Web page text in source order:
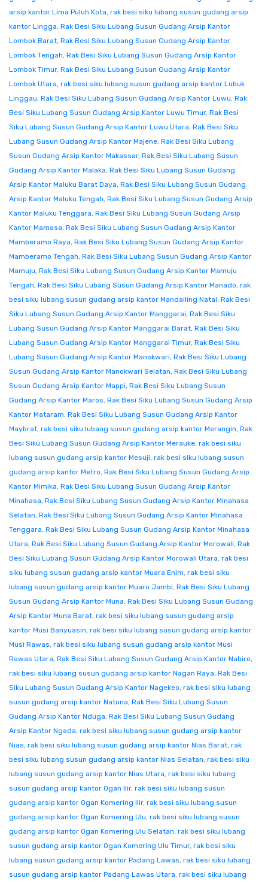
arsip kantor Lima Puluh Kota, rak besi siku lubang susun gudang arsip
kantor Lingga, Rak Besi Siku Lubang Susun Gudang Arsip Kantor
Lombok Barat, Rak Besi Siku Lubang Susun Gudang Arsip Kantor
Lombok Tengah, Rak Besi Siku Lubang Susun Gudang Arsip Kantor
Lombok Timur, Rak Besi Siku Lubang Susun Gudang Arsip Kantor
Lombok Utara, rak besi siku lubang susun gudang arsip kantor Lubuk
Linggau, Rak Besi Siku Lubang Susun Gudang Arsip Kantor Luwu, Rak
Besi Siku Lubang Susun Gudang Arsip Kantor Luwu Timur, Rak Besi
Siku Lubang Susun Gudang Arsip Kantor Luwu Utara, Rak Besi Siku
Lubang Susun Gudang Arsip Kantor Majene, Rak Besi Siku Lubang
Susun Gudang Arsip Kantor Makassar, Rak Besi Siku Lubang Susun
Gudang Arsip Kantor Malaka, Rak Besi Siku Lubang Susun Gudang
Arsip Kantor Maluku Barat Daya, Rak Besi Siku Lubang Susun Gudang
Arsip Kantor Maluku Tengah, Rak Besi Siku Lubang Susun Gudang Arsip
Kantor Maluku Tenggara, Rak Besi Siku Lubang Susun Gudang Arsip
Kantor Mamasa, Rak Besi Siku Lubang Susun Gudang Arsip Kantor
Mamberamo Raya, Rak Besi Siku Lubang Susun Gudang Arsip Kantor
Mamberamo Tengah, Rak Besi Siku Lubang Susun Gudang Arsip Kantor
Mamuju, Rak Besi Siku Lubang Susun Gudang Arsip Kantor Mamuju
Tengah, Rak Besi Siku Lubang Susun Gudang Arsip Kantor Manado, rak
besi siku lubang susun gudang arsip kantor Mandailing Natal, Rak Besi
Siku Lubang Susun Gudang Arsip Kantor Manggarai, Rak Besi Siku
Lubang Susun Gudang Arsip Kantor Manggarai Barat, Rak Besi Siku
Lubang Susun Gudang Arsip Kantor Manggarai Timur, Rak Besi Siku
Lubang Susun Gudang Arsip Kantor Manokwari, Rak Besi Siku Lubang
Susun Gudang Arsip Kantor Manokwari Selatan, Rak Besi Siku Lubang
Susun Gudang Arsip Kantor Mappi, Rak Besi Siku Lubang Susun
Gudang Arsip Kantor Maros, Rak Besi Siku Lubang Susun Gudang Arsip
Kantor Mataram, Rak Besi Siku Lubang Susun Gudang Arsip Kantor
Maybrat, rak besi siku lubang susun gudang arsip kantor Merangin, Rak
Besi Siku Lubang Susun Gudang Arsip Kantor Merauke, rak besi siku
lubang susun gudang arsip kantor Mesuji, rak besi siku lubang susun
gudang arsip kantor Metro, Rak Besi Siku Lubang Susun Gudang Arsip
Kantor Mimika, Rak Besi Siku Lubang Susun Gudang Arsip Kantor
Minahasa, Rak Besi Siku Lubang Susun Gudang Arsip Kantor Minahasa
Selatan, Rak Besi Siku Lubang Susun Gudang Arsip Kantor Minahasa
Tenggara, Rak Besi Siku Lubang Susun Gudang Arsip Kantor Minahasa
Utara, Rak Besi Siku Lubang Susun Gudang Arsip Kantor Morowali, Rak
Besi Siku Lubang Susun Gudang Arsip Kantor Morowali Utara, rak besi
siku lubang susun gudang arsip kantor Muara Enim, rak besi siku
lubang susun gudang arsip kantor Muaro Jambi, Rak Besi Siku Lubang
Susun Gudang Arsip Kantor Muna, Rak Besi Siku Lubang Susun Gudang
Arsip Kantor Muna Barat, rak besi siku lubang susun gudang arsip
kantor Musi Banyuasin, rak besi siku lubang susun gudang arsip kantor
Musi Rawas, rak besi siku lubang susun gudang arsip kantor Musi
Rawas Utara, Rak Besi Siku Lubang Susun Gudang Arsip Kantor Nabire,
rak besi siku lubang susun gudang arsip kantor Nagan Raya, Rak Besi
Siku Lubang Susun Gudang Arsip Kantor Nagekeo, rak besi siku lubang
susun gudang arsip kantor Natuna, Rak Besi Siku Lubang Susun
Gudang Arsip Kantor Nduga, Rak Besi Siku Lubang Susun Gudang
Arsip Kantor Ngada, rak besi siku lubang susun gudang arsip kantor
Nias, rak besi siku lubang susun gudang arsip kantor Nias Barat, rak
besi siku lubang susun gudang arsip kantor Nias Selatan, rak besi siku
lubang susun gudang arsip kantor Nias Utara, rak besi siku lubang
susun gudang arsip kantor Ogan Ilir, rak besi siku lubang susun
gudang arsip kantor Ogan Komering Ilir, rak besi siku lubang susun
gudang arsip kantor Ogan Komering Ulu, rak besi siku lubang susun
gudang arsip kantor Ogan Komering Ulu Selatan, rak besi siku lubang
susun gudang arsip kantor Ogan Komering Ulu Timur, rak besi siku
lubang susun gudang arsip kantor Padang Lawas, rak besi siku lubang
susun gudang arsip kantor Padang Lawas Utara, rak besi siku lubang